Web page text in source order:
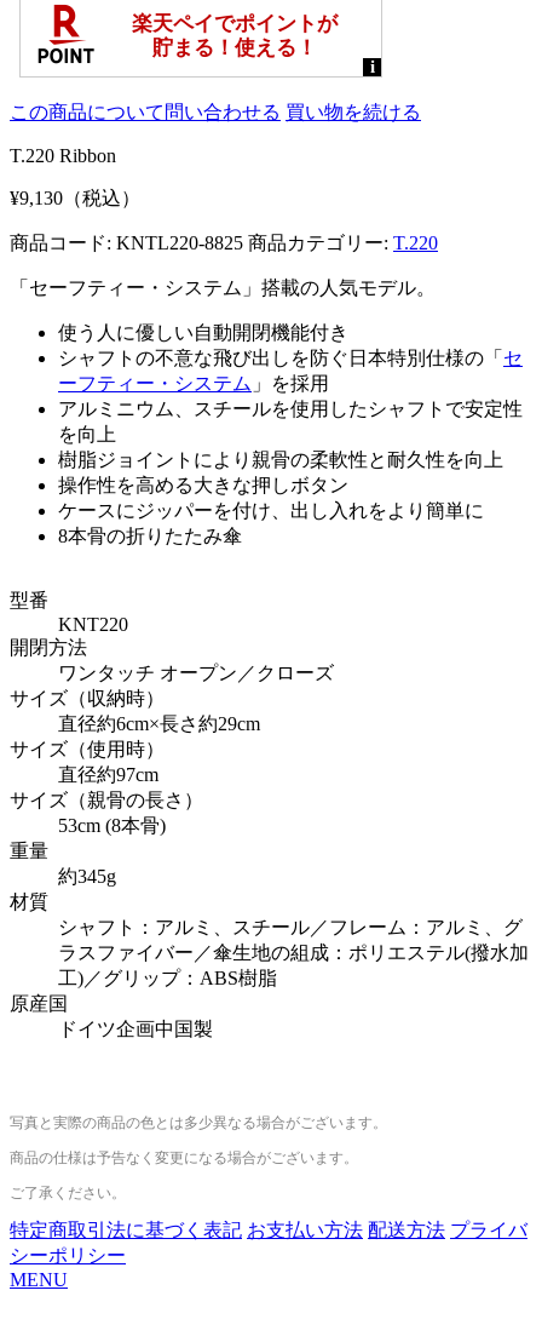
この商品について問い合わせる 買い物を続ける
T.220 Ribbon
¥9,130（税込）
商品コード: KNTL220-8825 商品カテゴリー: T.220
「セーフティー・システム」搭載の人気モデル。
使う人に優しい自動開閉機能付き
シャフトの不意な飛び出しを防ぐ日本特別仕様の「 セ
ーフティー・システム 」を採用
アルミニウム、スチールを使用したシャフトで安定性
を向上
樹脂ジョイントにより親骨の柔軟性と耐久性を向上
操作性を高める大きな押しボタン
ケースにジッパーを付け、出し入れをより簡単に
8本骨の折りたたみ傘
型番
KNT220
開閉方法
ワンタッチ オープン／クローズ
サイズ（収納時）
直径約6cm×長さ約29cm
サイズ（使用時）
直径約97cm
サイズ（親骨の長さ）
53cm (8本骨)
重量
約345g
材質
シャフト：アルミ、スチール／フレーム：アルミ、グ
ラスファイバー／傘生地の組成：ポリエステル(撥水加
工)／グリップ：ABS樹脂
原産国
ドイツ企画中国製
写真と実際の商品の色とは多少異なる場合がございます。
商品の仕様は予告なく変更になる場合がございます。
ご了承ください。
特定商取引法に基づく表記 お支払い方法 配送方法 プライバ
シーポリシー
MENU